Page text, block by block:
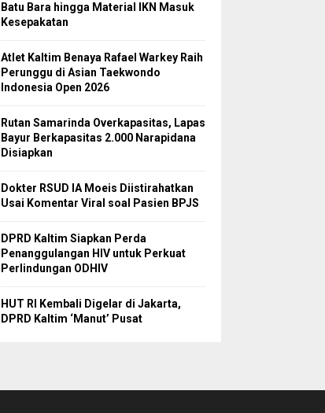
Batu Bara hingga Material IKN Masuk
Kesepakatan
Atlet Kaltim Benaya Rafael Warkey Raih
Perunggu di Asian Taekwondo
Indonesia Open 2026
Rutan Samarinda Overkapasitas, Lapas
Bayur Berkapasitas 2.000 Narapidana
Disiapkan
Dokter RSUD IA Moeis Diistirahatkan
Usai Komentar Viral soal Pasien BPJS
DPRD Kaltim Siapkan Perda
Penanggulangan HIV untuk Perkuat
Perlindungan ODHIV
HUT RI Kembali Digelar di Jakarta,
DPRD Kaltim ‘Manut’ Pusat